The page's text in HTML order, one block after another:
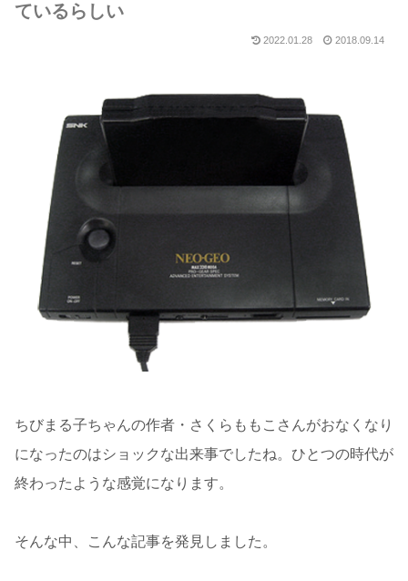
ているらしい
2022.01.28 2018.09.14
ちびまる子ちゃんの作者・さくらももこさんがおなくなり
になったのはショックな出来事でしたね。ひとつの時代が
終わったような感覚になります。
そんな中、こんな記事を発見しました。